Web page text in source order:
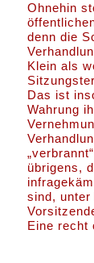
Ohnehin
denn die
Klein als
Das ist
Wahrung
übrigens,
sind, unter
Eine recht